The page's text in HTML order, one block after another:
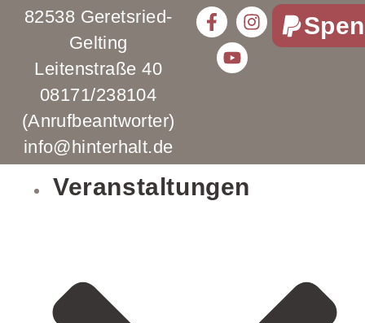
82538 Geretsried-
Gelting
Leitenstraße 40
08171/238104
(Anrufbeantworter)
info@hinterhalt.de
Veranstaltungen